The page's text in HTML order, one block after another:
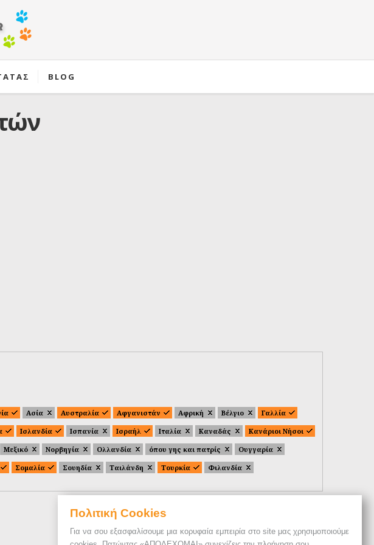
Πολιτική Cookies
Για να σου εξασφαλίσουμε μια κορυφαία εμπειρία στο site μας χρησιμοποιούμε
BLOG
Ασία Αυστραλία Αφγανιστάν Αφρική Βέλγιο
Γαλλία
Ισλανδία Ισπανία Ισραήλ Ιταλία Καναδάς
Κανάριοι Νήσοι
Μεξικό Νορβηγία Ολλανδία όπου γης και πατρίς
Ουγγαρία
Σομαλία Σουηδία Ταιλάνδη Τουρκία Φιλανδία